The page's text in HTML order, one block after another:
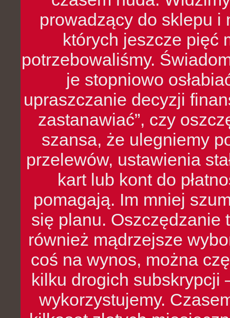
prowadzący do sklepu i
których jeszcze pięć
potrzebowaliśmy.
je stopniowo
upraszczanie decyzji
zastanawiać”, czy
szansa, że ulegniemy
przelewów, ustawienia
kart lub kont do
pomagają. Im mniej
się planu. Oszczędzanie
również mądrzejsze
coś na wynos, można
kilku drogich subskrypcji
wykorzystujemy.